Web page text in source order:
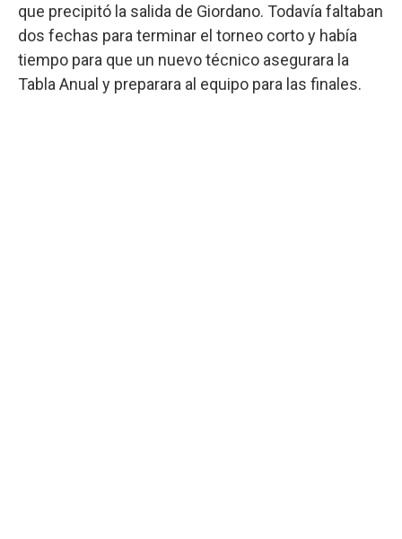
que precipitó la salida de Giordano. Todavía faltaban
dos fechas para terminar el torneo corto y había
tiempo para que un nuevo técnico asegurara la
Tabla Anual y preparara al equipo para las finales.